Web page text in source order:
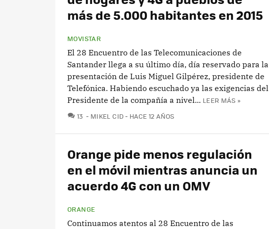
más de 5.000 habitantes en 2015
MOVISTAR
El 28 Encuentro de las Telecomunicaciones de
Santander llega a su último día, día reservado para la
presentación de Luis Miguel Gilpérez, presidente de
Telefónica. Habiendo escuchado ya las exigencias del
Presidente de la compañía a nivel... LEER MÁS »
13 COMENTARIOS
MIKEL CID HACE 12 AÑOS
Orange pide menos regulación
en el móvil mientras anuncia un
acuerdo 4G con un OMV
ORANGE
Continuamos atentos al 28 Encuentro de las